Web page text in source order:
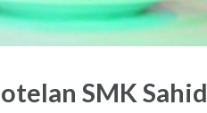
SMK Sahid